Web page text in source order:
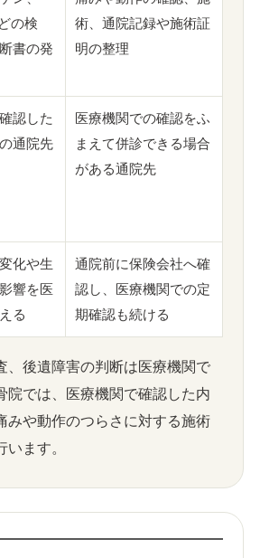
の検
書の発
術、通院記録や施術証
明の整理
認した
通院先
医療機関での確認をふ
まえて併診できる場合
がある通院先
化や生
響を医
る
通院前に保険会社へ確
認し、医療機関での定
期確認も続ける
、後遺障害の判断は医療機関で
院では、医療機関で確認した内
みや動作のつらさに対する施術
ます。